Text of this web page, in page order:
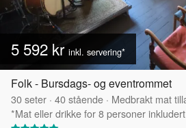
5 592 kr inkl. servering*
Folk - Bursdags- og eventrommet
30seter · 40stående · Medbrakt mat
*Mat eller drikke for 8 personer